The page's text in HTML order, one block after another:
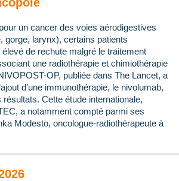
un cancer des voies aérodigestives
gorge, larynx), certains patients
de rechute malgré le traitement
une radiothérapie et chimiothérapie
OP, publiée dans The Lancet, a
d’une immunothérapie, le nivolumab,
Cette étude internationale,
a notamment compté parmi ses
Modesto, oncologue-radiothérapeute à